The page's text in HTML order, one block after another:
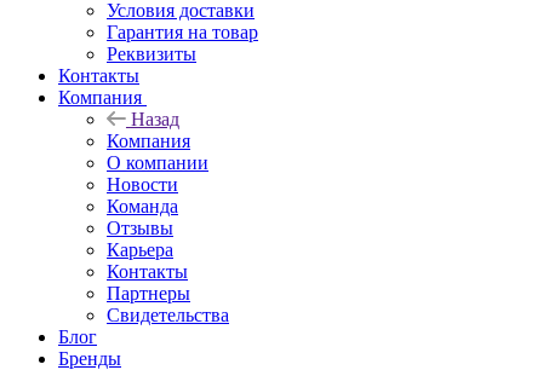
Условия доставки
Гарантия на товар
Реквизиты
Контакты
Компания
Назад
Компания
О компании
Новости
Команда
Отзывы
Карьера
Контакты
Партнеры
Свидетельства
Блог
Бренды